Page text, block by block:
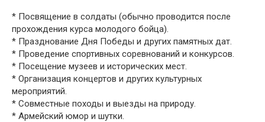
* Посвящение в солдаты (обычно проводится после
прохождения курса молодого бойца).
* Празднование Дня Победы и других памятных дат.
* Проведение спортивных соревнований и конкурсов.
* Посещение музеев и исторических мест.
* Организация концертов и других культурных
мероприятий.
* Совместные походы и выезды на природу.
* Армейский юмор и шутки.